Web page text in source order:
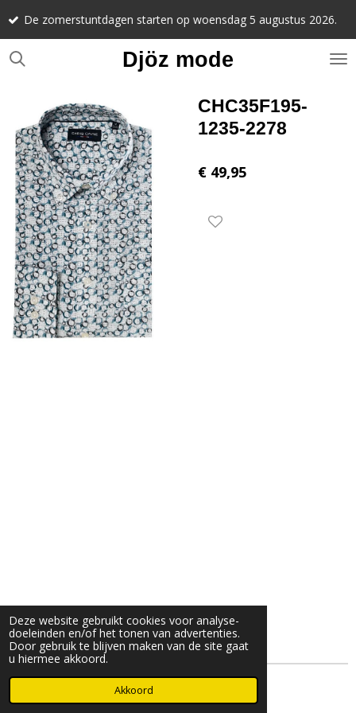
Deze website gebruikt cookies voor analyse-
doeleinden en/of het tonen van advertenties.
Door gebruik te blijven maken van de site gaat
u hiermee akkoord.
Akkoord
Ga
naar
de
Djöz mode
starten op woensdag 5 augustus 2026.
CHC35F195-
1235-2278
€ 49,95
© 2025- 2026 Djöz mode